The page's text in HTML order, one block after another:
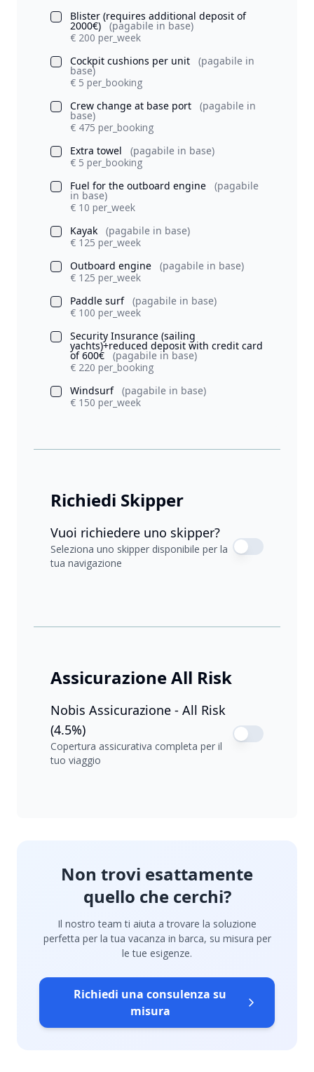
Blister (requires additional deposit of
2000€)
(pagabile in base)
€ 200 per_week
Cockpit cushions per unit
(pagabile in
base)
€ 5 per_booking
Crew change at base port
(pagabile in
base)
€ 475 per_booking
Extra towel
(pagabile in base)
€ 5 per_booking
Fuel for the outboard engine
(pagabile
in base)
€ 10 per_week
Kayak
(pagabile in base)
€ 125 per_week
Outboard engine
(pagabile in base)
€ 125 per_week
Paddle surf (pagabile in base)
€ 100 per_week
Security Insurance (sailing
yachts)+reduced deposit with credit card
of 600€
(pagabile in base)
€ 220 per_booking
Windsurf (pagabile in base)
€ 150 per_week
Richiedi Skipper
Vuoi richiedere uno skipper?
Seleziona uno skipper disponibile per la
tua navigazione
Assicurazione All Risk
Nobis Assicurazione - All Risk
(4.5%)
Copertura assicurativa completa per il
tuo viaggio
Non trovi esattamente
quello che cerchi?
Il nostro team ti aiuta a trovare la soluzione
perfetta per la tua vacanza in barca, su misura per
le tue esigenze.
Richiedi una consulenza su
misura